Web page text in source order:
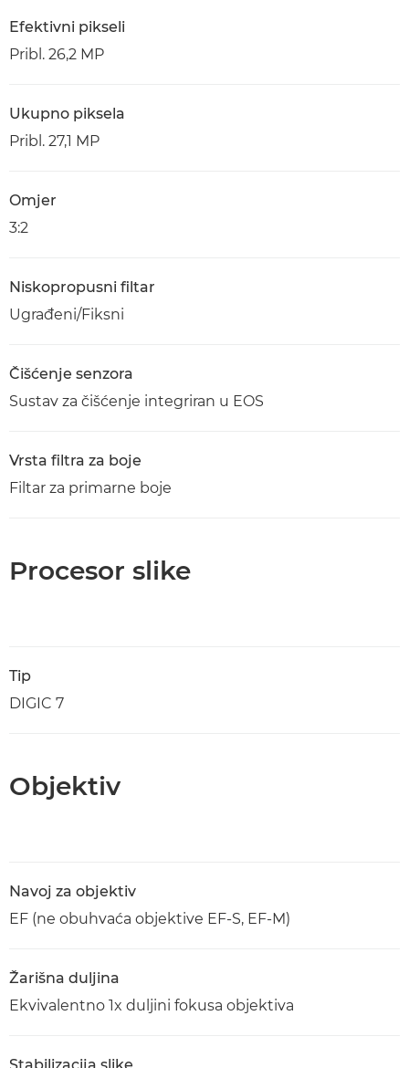
Efektivni pikseli
Pribl. 26,2 MP
Ukupno piksela
Pribl. 27,1 MP
Omjer
3:2
Niskopropusni filtar
Ugrađeni/Fiksni
Čišćenje senzora
Sustav za čišćenje integriran u EOS
Vrsta filtra za boje
Filtar za primarne boje
Procesor slike
Tip
DIGIC 7
Objektiv
Navoj za objektiv
EF (ne obuhvaća objektive EF-S, EF-M)
Žarišna duljina
Ekvivalentno 1x duljini fokusa objektiva